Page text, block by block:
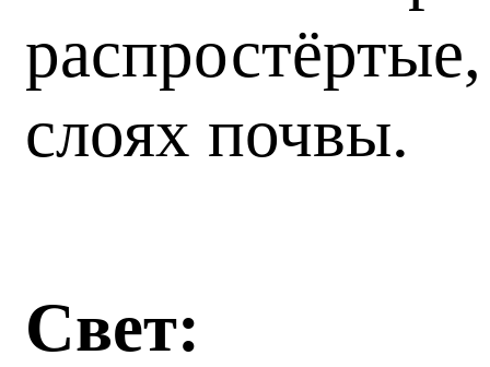
слоях почвы.
Свет: